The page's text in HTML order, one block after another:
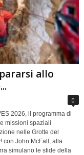
allo
0
2026, il programma di
missioni spaziali
nelle Grotte del
con John McFall, alla
simulano le sfide della